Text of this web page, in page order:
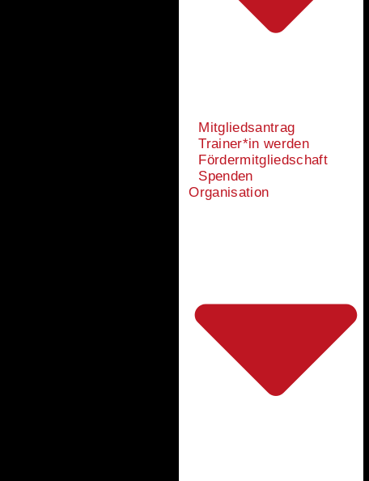
Mitgliedsantrag
Trainer*in werden
Fördermitgliedschaft
Spenden
Organisation